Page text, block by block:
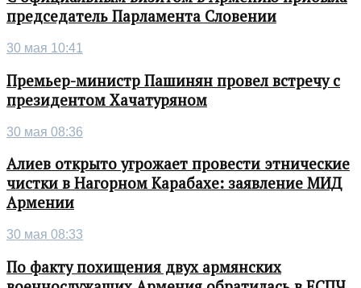
председатель Парламента Словении
30 мая 10:41
Премьер-министр Пашинян провел встречу с
президентом Хачатуряном
30 мая 08:36
Алиев открыто угрожает провести этнические
чистки в Нагорном Карабахе: заявление МИД
Армении
30 мая 08:33
По факту похищения двух армянских